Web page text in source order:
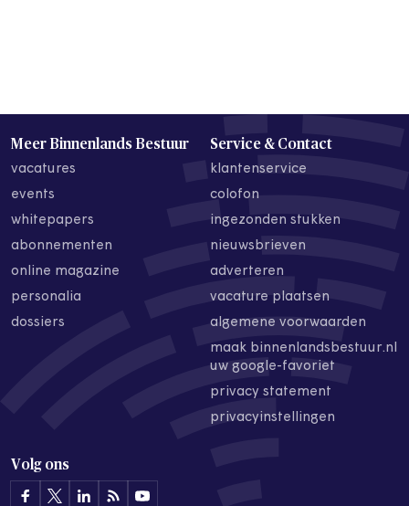
Meer Binnenlands Bestuur
vacatures
events
whitepapers
abonnementen
online magazine
personalia
dossiers
Service & Contact
klantenservice
colofon
ingezonden stukken
nieuwsbrieven
adverteren
vacature plaatsen
algemene voorwaarden
maak binnenlandsbestuur.nl
uw google-favoriet
privacy statement
privacyinstellingen
Volg ons